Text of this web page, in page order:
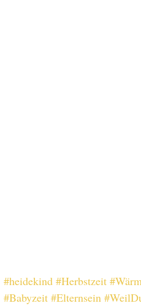
#heidekind #Herbstzeit
#Babyzeit #Elternsein